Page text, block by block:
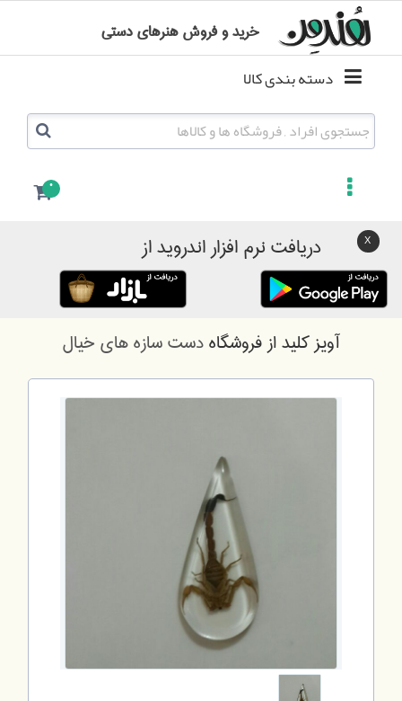
0
خرید و فروش هنرهای دستی
دریافت نرم افزار اندروید از
آویز کلیداز فروشگاهدست سازه های خیال